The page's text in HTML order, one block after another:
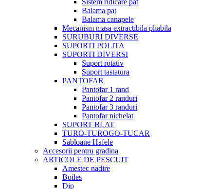
Sistem ridicare pat
Balama pat
Balama canapele
Mecanism masa extractibila pliabila
SURUBURI DIVERSE
SUPORTI POLITA
SUPORTI DIVERSI
Suport rotativ
Suport tastatura
PANTOFAR
Pantofar 1 rand
Pantofar 2 randuri
Pantofar 3 randuri
Pantofar nichelat
SUPORT BLAT
TURO-TUROGO-TUCAR
Sabloane Hafele
Accesorii pentru gradina
ARTICOLE DE PESCUIT
Amestec nadire
Boiles
Dip